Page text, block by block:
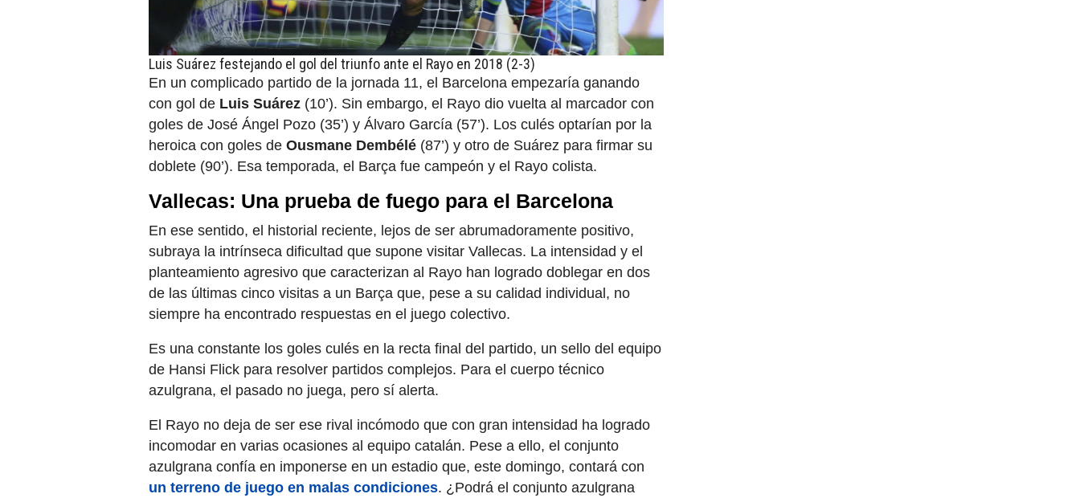
Luis Suárez festejando el gol del triunfo ante el Rayo en 2018 (2-3)
En un complicado partido de la jornada 11, el Barcelona empezaría ganando
con gol de Luis Suárez (10’). Sin embargo, el Rayo dio vuelta al marcador con
goles de José Ángel Pozo (35’) y Álvaro García (57’). Los culés optarían por la
heroica con goles de Ousmane Dembélé (87’) y otro de Suárez para firmar su
doblete (90’). Esa temporada, el Barça fue campeón y el Rayo colista.
Vallecas: Una prueba de fuego para el Barcelona
En ese sentido, el historial reciente, lejos de ser abrumadoramente positivo,
subraya la intrínseca dificultad que supone visitar Vallecas. La intensidad y el
planteamiento agresivo que caracterizan al Rayo han logrado doblegar en dos
de las últimas cinco visitas a un Barça que, pese a su calidad individual, no
siempre ha encontrado respuestas en el juego colectivo.
Es una constante los goles culés en la recta final del partido, un sello del equipo
de Hansi Flick para resolver partidos complejos. Para el cuerpo técnico
azulgrana, el pasado no juega, pero sí alerta.
El Rayo no deja de ser ese rival incómodo que con gran intensidad ha logrado
incomodar en varias ocasiones al equipo catalán. Pese a ello, el conjunto
azulgrana confía en imponerse en un estadio que, este domingo, contará con
un terreno de juego en malas condiciones. ¿Podrá el conjunto azulgrana